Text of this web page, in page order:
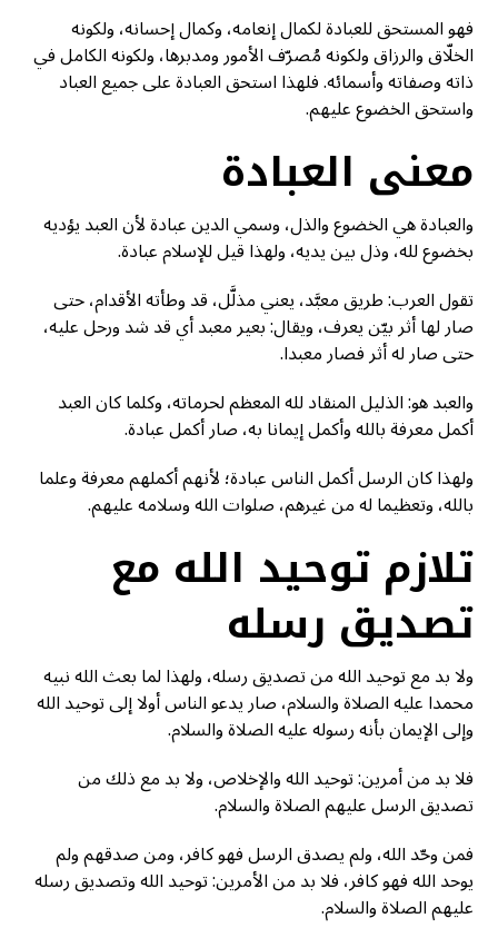
فهو المستحق للعبادة لكمال إنعامه، وكمال إحسانه، ولكونه
الخلّاق والرزاق ولكونه مُصرّف الأمور ومدبرها، ولكونه الكامل في
ذاته وصفاته وأسمائه. فلهذا استحق العبادة على جميع العباد
واستحق الخضوع عليهم.
معنى العبادة
والعبادة هي الخضوع والذل، وسمي الدين عبادة لأن العبد يؤديه
بخضوع لله، وذل بين يديه، ولهذا قيل للإسلام عبادة.
تقول العرب: طريق معبَّد، يعني مذلَّل، قد وطأته الأقدام، حتى
صار لها أثر بيّن يعرف، ويقال: بعير معبد أي قد شد ورحل عليه،
حتى صار له أثر فصار معبدا.
والعبد هو: الذليل المنقاد لله المعظم لحرماته، وكلما كان العبد
أكمل معرفة بالله وأكمل إيمانا به، صار أكمل عبادة.
ولهذا كان الرسل أكمل الناس عبادة؛ لأنهم أكملهم معرفة وعلما
بالله، وتعظيما له من غيرهم، صلوات الله وسلامه عليهم.
تلازم توحيد الله مع
تصديق رسله
ولا بد مع توحيد الله من تصديق رسله، ولهذا لما بعث الله نبيه
محمدا عليه الصلاة والسلام، صار يدعو الناس أولا إلى توحيد الله
وإلى الإيمان بأنه رسوله عليه الصلاة والسلام.
فلا بد من أمرين: توحيد الله والإخلاص، ولا بد مع ذلك من
تصديق الرسل عليهم الصلاة والسلام.
فمن وحّد الله، ولم يصدق الرسل فهو كافر، ومن صدقهم ولم
يوحد الله فهو كافر، فلا بد من الأمرين: توحيد الله وتصديق رسله
عليهم الصلاة والسلام.